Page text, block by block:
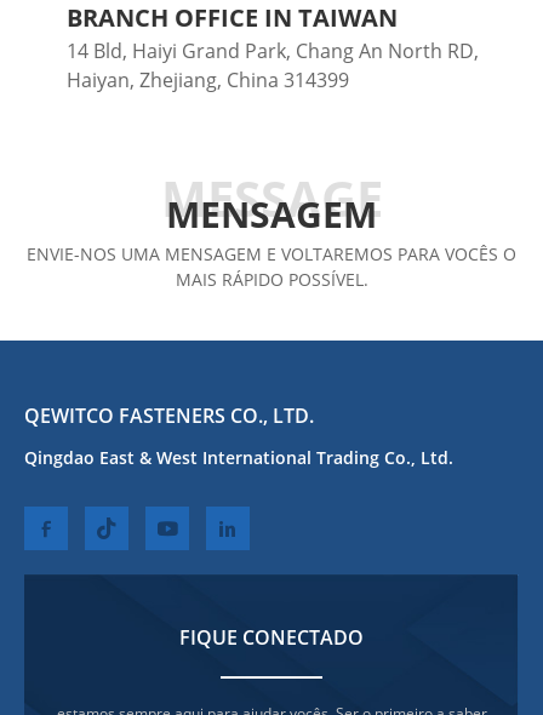
BRANCH OFFICE IN TAIWAN
14 Bld, Haiyi Grand Park, Chang An North RD,
Haiyan, Zhejiang, China 314399
MENSAGEM
ENVIE-NOS UMA MENSAGEM E VOLTAREMOS PARA VOCÊS O
MAIS RÁPIDO POSSÍVEL.
QEWITCO FASTENERS CO., LTD.
Qingdao East & West International Trading Co., Ltd.
FIQUE CONECTADO